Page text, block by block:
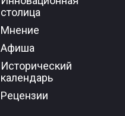
столица
Мнение
Афиша
Исторический
календарь
Рецензии